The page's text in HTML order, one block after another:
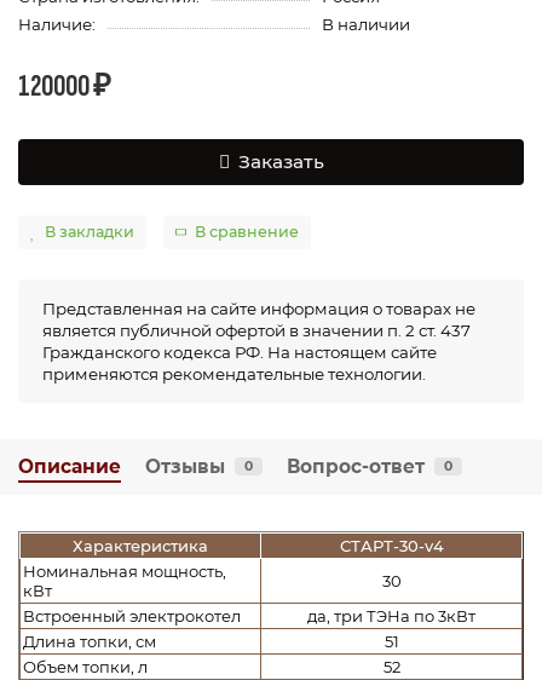
Наличие:
В наличии
120000 ₽
Заказать
В закладки В сравнение
Представленная на сайте информация о товарах не
является публичной офертой в значении п. 2 ст. 437
Гражданского кодекса РФ. На настоящем сайте
применяются рекомендательные технологии.
Описание Отзывы 0 Вопрос-ответ 0
Характеристика
СТАРТ-30-v4
Номинальная мощность,
кВт
30
Встроенный электрокотел
да, три ТЭНа по 3кВт
Длина топки, см
51
Объем топки, л
52